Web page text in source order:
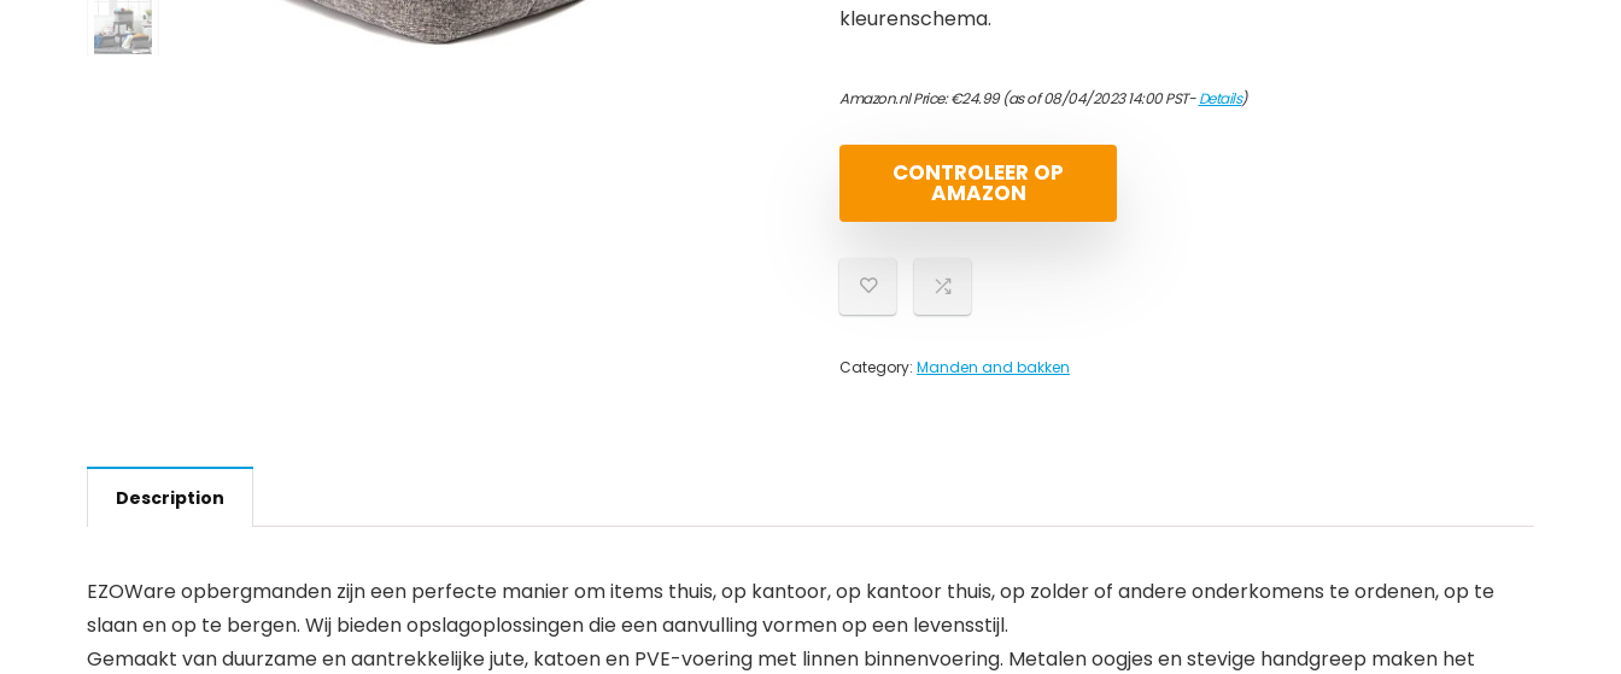
kleurenschema.
Amazon.nl Price:€24.99(as of 08/04/2023 14:00 PST-Details)
CONTROLEER OP
AMAZON
Category: Manden and bakken
Description
EZOWare opbergmanden zijn een perfecte manier om items thuis, op kantoor, op kantoor thuis, op zolder of andere onderkomens te ordenen, op te
slaan en op te bergen. Wij bieden opslagoplossingen die een aanvulling vormen op een levensstijl.
Gemaakt van duurzame en aantrekkelijke jute, katoen en PVE-voering met linnen binnenvoering. Metalen oogjes en stevige handgreep maken het